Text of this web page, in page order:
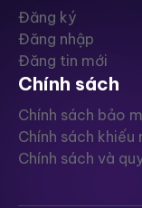
Đăng ký
Đăng nhập
Đăng tin mới
Chính sách
Chính sách bảo
Chính sách khiếu
Chính sách và